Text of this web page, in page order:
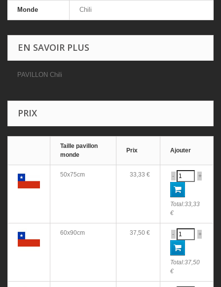
Monde Chili
EN SAVOIR PLUS
PAVILLON Chili
PRIX
Taille pavillon
monde
Prix Ajouter
50x75cm 33,33 € - +
Total:33,33
€
60x90cm 37,50 € - +
Total:37,50
€